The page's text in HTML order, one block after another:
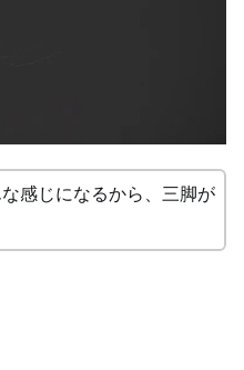
感じになるから、三脚が